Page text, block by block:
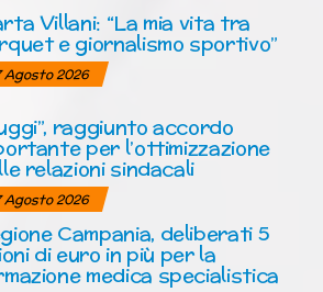
Villani: “La mia vita tra
e giornalismo sportivo”
Agosto 2026
raggiunto accordo
per l’ottimizzazione
relazioni sindacali
Agosto 2026
Campania, deliberati 5
di euro in più per la
medica specialistica